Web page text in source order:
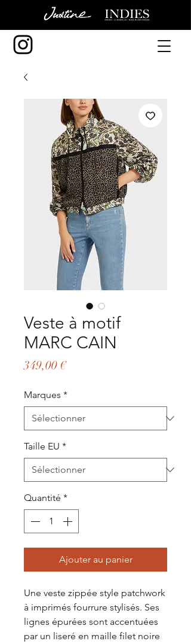
Veste à motif
MARC CAIN
349,00 €Prix
Marques *
Taille EU *
Quantité *
Ajouter au panier
Une veste zippée style patchwork
à imprimés fourrure stylisés. Ses
lignes épurées sont accentuées
par un liseré en maille filet noire